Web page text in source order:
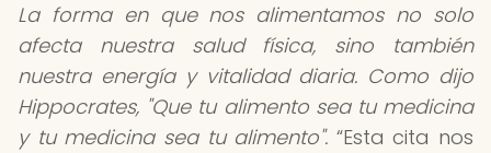
La forma en que nos alimentamos no solo
afecta nuestra salud física, sino también
nuestra energía y vitalidad diaria. Como dijo
Hippocrates, "Que tu alimento sea tu medicina
y tu medicina sea tu alimento". Esta cita nos